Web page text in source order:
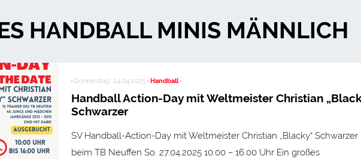
HANDBALL MINIS MÄNNLICH
·Donnerstag, 24.04.2025 · Handball ·
Handball Action-Day mit Weltmeister Christian
Schwarzer
SV Handball-Action-Day mit Weltmeister Christian „Blacky“ Schwarzer
beim TB Neuffen So. 27.04.2025 10:00 – 16:00 Uhr Ein großes